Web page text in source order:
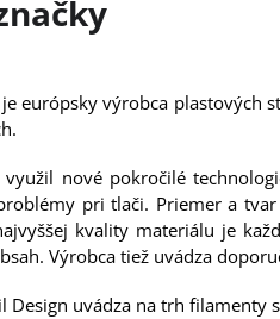
európsky výrobca plastových
využil nové pokročilé
pri tlači. Priemer a
kvality materiálu je
Výrobca tiež uvádza
Design uvádza na trh filamenty